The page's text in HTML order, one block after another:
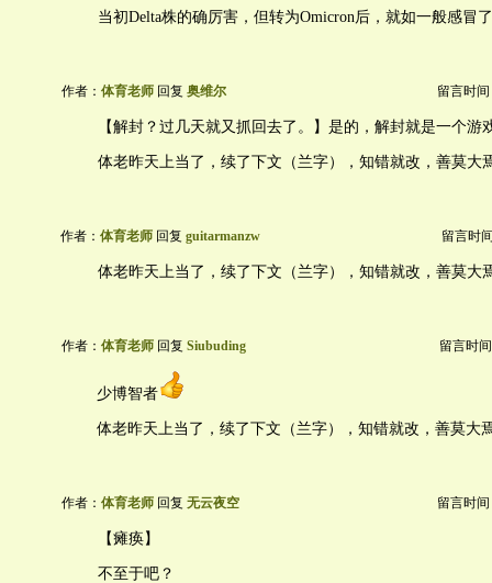
当初Delta株的确厉害，但转为Omicron后，就如一般感冒
作者： 体育老师 回复 奥维尔 留言时间
【解封？过几天就又抓回去了。】是的，解封就是一个游
体老昨天上当了，续了下文（兰字），知错就改，善莫大
作者： 体育老师 回复 guitarmanzw 留言时
体老昨天上当了，续了下文（兰字），知错就改，善莫大
作者： 体育老师 回复 Siubuding 留言时
少博智者
体老昨天上当了，续了下文（兰字），知错就改，善莫大
作者： 体育老师 回复 无云夜空 留言时间
【瘫痪】
不至于吧？